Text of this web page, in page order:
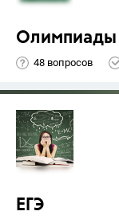
Олимпиады
48 вопросов
ЕГЭ